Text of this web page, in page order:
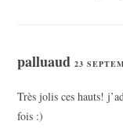
palluaud23
Très jolis ces hauts!
fois :)